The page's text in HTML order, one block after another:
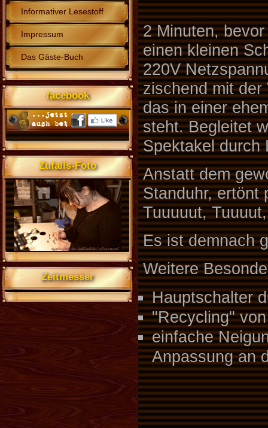
Informativer Lesestoff
Impressum
Das Gäste-Buch
facebook
Zufalls-Foto
Zeitmesser
2 Minuten,
einen kleinen
220V
zischend mit der
das in einer
steht. Begleitet
Spektakel
Anstatt dem
Standuhr, ertönt
Tuuuuut,
Es ist demnach
Weitere
Hauptschalter
"Recycling"
einfache
Anpassung an